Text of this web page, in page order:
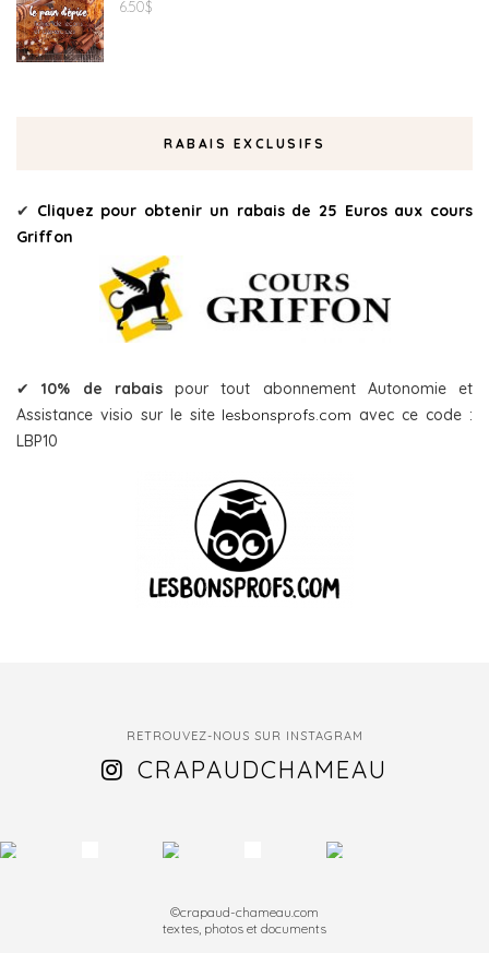
6.50$
RABAIS EXCLUSIFS
✔ Cliquez pour obtenir un rabais de 25 Euros aux cours
Griffon
✔10% de rabaispour tout abonnement Autonomie et
Assistance visio sur le site lesbonsprofs.com avec ce code :
LBP10
RETROUVEZ-NOUS SUR INSTAGRAM
CRAPAUDCHAMEAU
©crapaud-chameau.com
textes, photos et documents